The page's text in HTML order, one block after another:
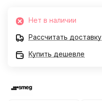
Нет в наличии
Рассчитать доставку
Купить дешевле